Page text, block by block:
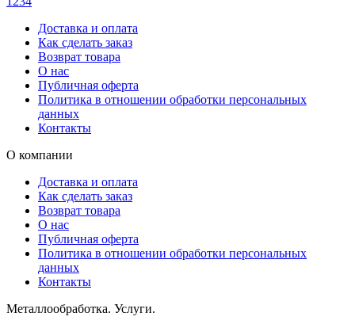
Доставка и оплата
Как сделать заказ
Возврат товара
О нас
Публичная оферта
Политика в отношении обработки персональных
данных
Контакты
О компании
Доставка и оплата
Как сделать заказ
Возврат товара
О нас
Публичная оферта
Политика в отношении обработки персональных
данных
Контакты
Металлообработка. Услуги.